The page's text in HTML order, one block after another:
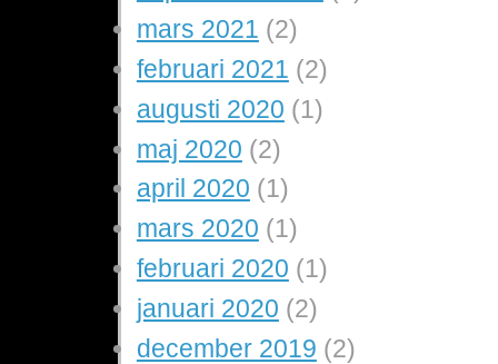
mars 2021 (2)
februari 2021 (2)
augusti 2020 (1)
maj 2020 (2)
april 2020 (1)
mars 2020 (1)
februari 2020 (1)
januari 2020 (2)
december 2019 (2)